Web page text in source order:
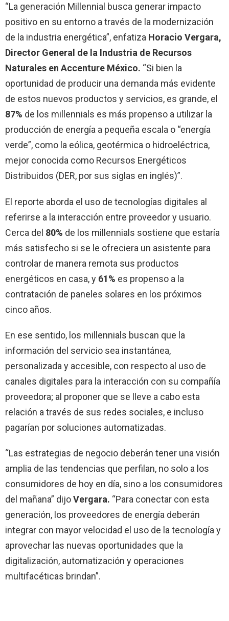
“La generación Millennial busca generar impacto
positivo en su entorno a través de la modernización
de la industria energética”, enfatiza Horacio Vergara,
Director General de la Industria de Recursos
Naturales en Accenture México. “Si bien la
oportunidad de producir una demanda más evidente
de estos nuevos productos y servicios, es grande, el
87% de los millennials es más propenso a utilizar la
producción de energía a pequeña escala o “energía
verde”, como la eólica, geotérmica o hidroeléctrica,
mejor conocida como Recursos Energéticos
Distribuidos (DER, por sus siglas en inglés)”.
El reporte aborda el uso de tecnologías digitales al
referirse a la interacción entre proveedor y usuario.
Cerca del 80% de los millennials sostiene que estaría
más satisfecho si se le ofreciera un asistente para
controlar de manera remota sus productos
energéticos en casa, y 61% es propenso a la
contratación de paneles solares en los próximos
cinco años.
En ese sentido, los millennials buscan que la
información del servicio sea instantánea,
personalizada y accesible, con respecto al uso de
canales digitales para la interacción con su compañía
proveedora; al proponer que se lleve a cabo esta
relación a través de sus redes sociales, e incluso
pagarían por soluciones automatizadas.
“Las estrategias de negocio deberán tener una visión
amplia de las tendencias que perfilan, no solo a los
consumidores de hoy en día, sino a los consumidores
del mañana” dijoVergara. “Para conectar con esta
generación, los proveedores de energía deberán
integrar con mayor velocidad el uso de la tecnología y
aprovechar las nuevas oportunidades que la
digitalización, automatización y operaciones
multifacéticas brindan”.